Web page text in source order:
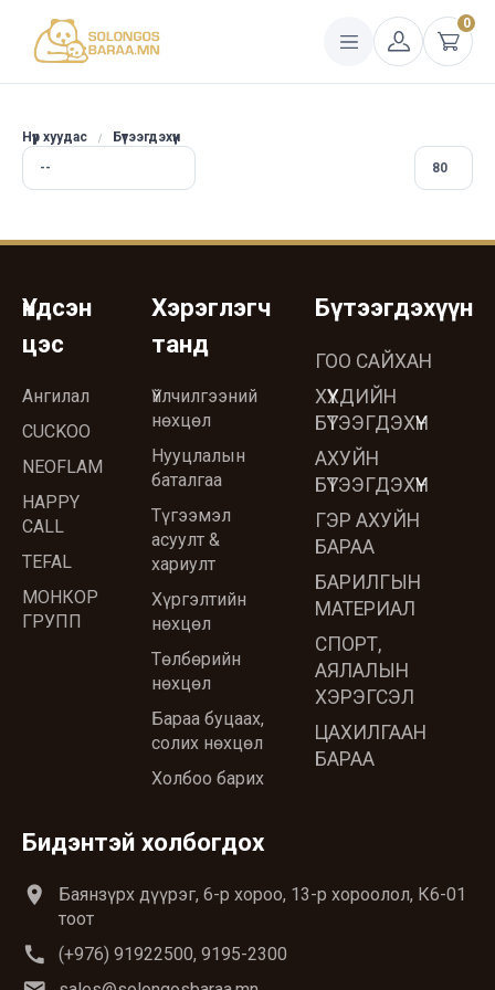
0
Нүүр хуудас Бүтээгдэхүүн
Үндсэн
цэс
Ангилал
CUCKOO
NEOFLAM
HAPPY
CALL
TEFAL
МОНКОР
ГРУПП
Хэрэглэгч
танд
Үйлчилгээний
нөхцөл
Нууцлалын
баталгаа
Түгээмэл
асуулт &
хариулт
Хүргэлтийн
нөхцөл
Төлбөрийн
нөхцөл
Бараа буцаах,
солих нөхцөл
Холбоо барих
Бүтээгдэхүүн
ГОО САЙХАН
ХҮҮХДИЙН
БҮТЭЭГДЭХҮҮН
АХУЙН
БҮТЭЭГДЭХҮҮН
ГЭР АХУЙН
БАРАА
БАРИЛГЫН
МАТЕРИАЛ
СПОРТ,
АЯЛАЛЫН
ХЭРЭГСЭЛ
ЦАХИЛГААН
БАРАА
Бидэнтэй холбогдох
location_on
Баянзүрх дүүрэг, 6-р хороо, 13-р хороолол, К6-01
тоот
call (+976) 91922500, 9195-2300